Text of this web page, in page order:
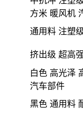
方米 暖风机
通用料 注塑
挤出级 超高
白色 高光泽
汽车部件
黑色 通用料